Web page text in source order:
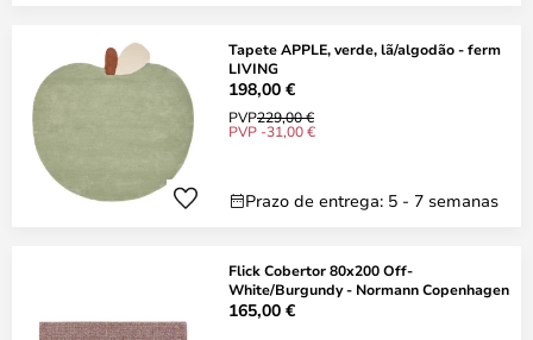
Tapete APPLE, verde, lã/algodão - ferm
LIVING
198,00 €
PVP229,00 €
PVP -31,00 €
Prazo de entrega: 5 - 7 semanas
Flick Cobertor 80x200 Off-
White/Burgundy - Normann Copenhagen
165,00 €